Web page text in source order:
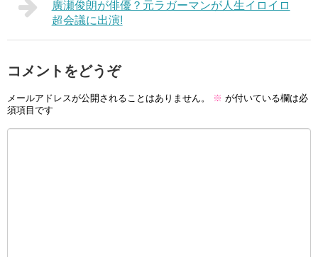
廣瀬俊朗が俳優？元ラガーマンが人生イロイロ
超会議に出演!
コメントをどうぞ
メールアドレスが公開されることはありません。 ※ が付いている欄は必
須項目です